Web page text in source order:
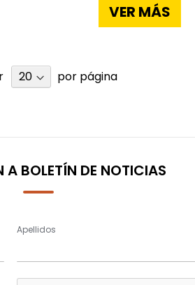
VER MÁS
por página
A BOLETÍN DE NOTICIAS
Apellidos